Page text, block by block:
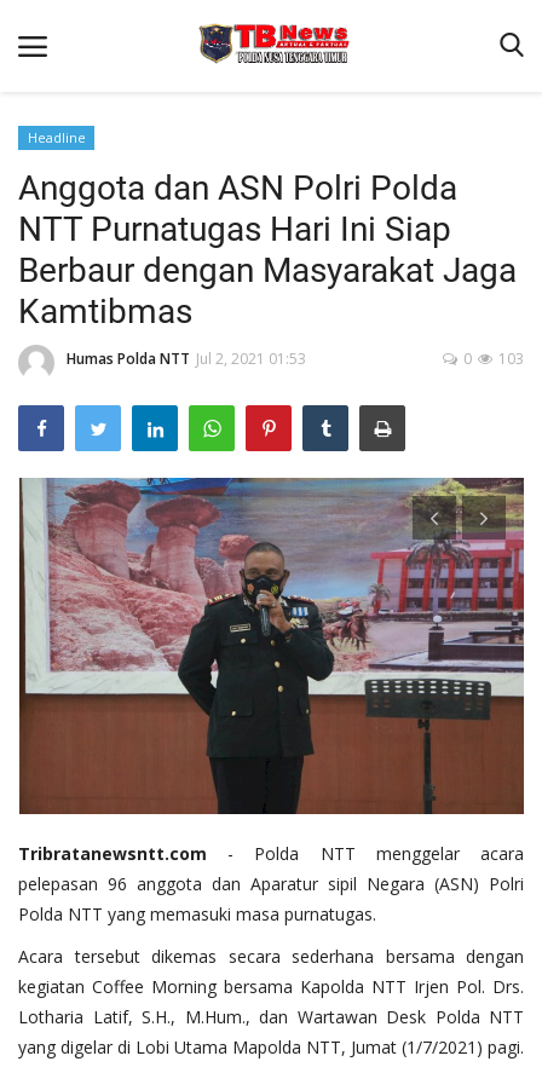
Beranda
Binkam
Terms & Conditions
Reskrim
Lantas
Polisi Kita
Mitra Polisi
Giat Ops
Link Polda NTT
Headline
Anggota dan ASN Polri Polda
NTT Purnatugas Hari Ini Siap
Berbaur dengan Masyarakat Jaga
Kamtibmas
Humas Polda NTT Jul 2, 2021 01:53 103
0
Tribratanewsntt.com - Polda NTT menggelar acara
pelepasan 96 anggota dan Aparatur sipil Negara (ASN) Polri
Polda NTT yang memasuki masa purnatugas.
Acara tersebut dikemas secara sederhana bersama dengan
kegiatan Coffee Morning bersama Kapolda NTT Irjen Pol. Drs.
Lotharia Latif, S.H., M.Hum., dan Wartawan Desk Polda NTT
yang digelar di Lobi Utama Mapolda NTT, Jumat (1/7/2021) pagi.